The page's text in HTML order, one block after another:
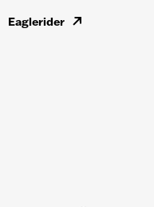
Eaglerider